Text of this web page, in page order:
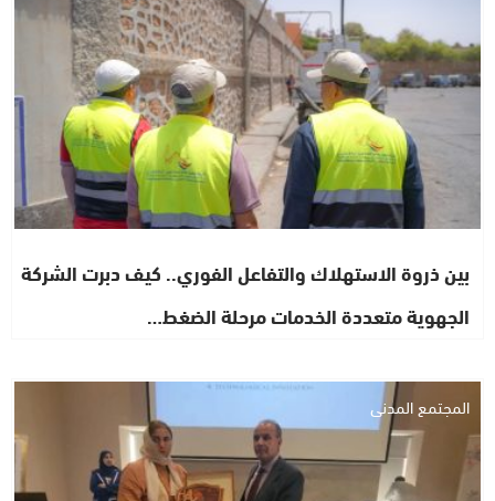
بين ذروة الاستهلاك والتفاعل الفوري.. كيف دبرت الشركة
الجهوية متعددة الخدمات مرحلة الضغط…
المجتمع المدني